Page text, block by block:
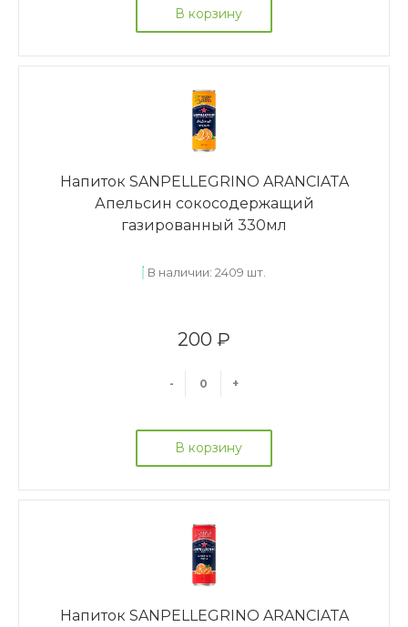
В корзину
Напиток SANPELLEGRINO ARANCIATA
Апельсин сокосодержащий
газированный 330мл
В наличии: 2409 шт.
200 ₽
- +
В корзину
Напиток SANPELLEGRINO ARANCIATA